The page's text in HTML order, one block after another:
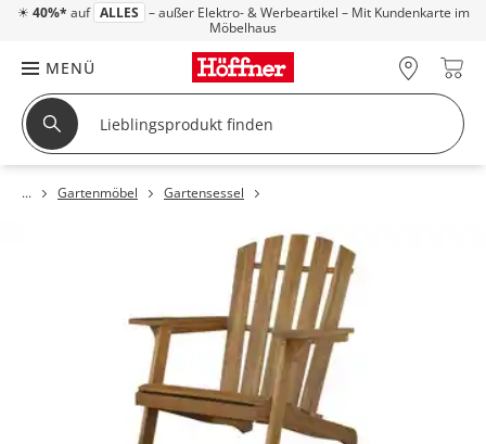
☀ 40%* auf ALLES – außer Elektro- & Werbeartikel – Mit Kundenkarte im
Möbelhaus
MENÜ
Gartenmöbel Gartensessel